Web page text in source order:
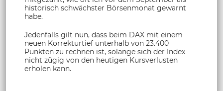
historisch schwächster Börsenmonat gewarnt
habe.
Jedenfalls gilt nun, dass beim DAX mit einem
neuen Korrekturtief unterhalb von 23.400
Punkten zu rechnen ist, solange sich der Index
nicht zügig von den heutigen Kursverlusten
erholen kann.